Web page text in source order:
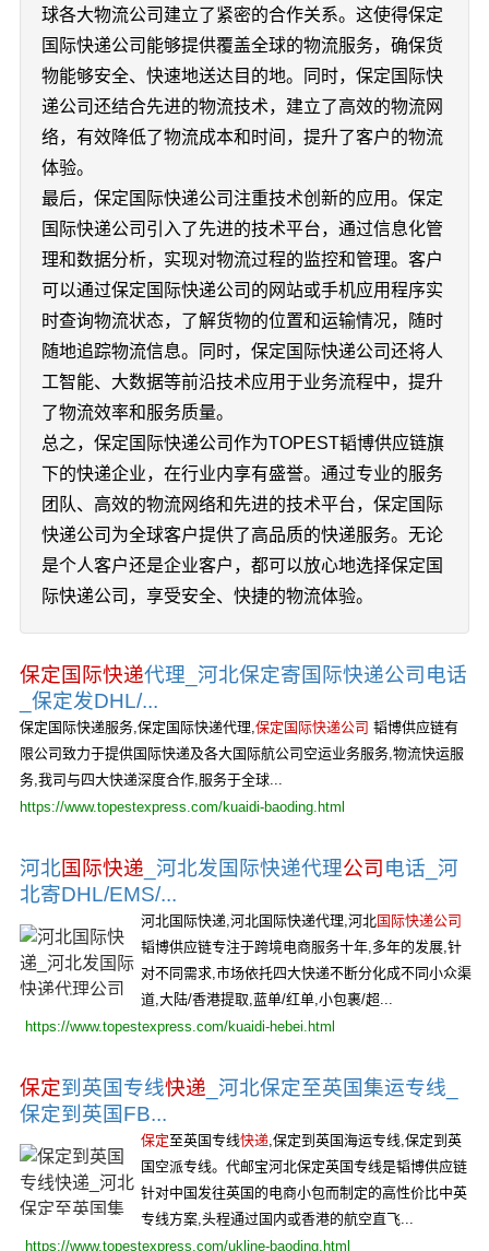
球各大物流公司建立了紧密的合作关系。这使得保定
国际快递公司能够提供覆盖全球的物流服务，确保货
物能够安全、快速地送达目的地。同时，保定国际快
递公司还结合先进的物流技术，建立了高效的物流网
络，有效降低了物流成本和时间，提升了客户的物流
体验。
最后，保定国际快递公司注重技术创新的应用。保定
国际快递公司引入了先进的技术平台，通过信息化管
理和数据分析，实现对物流过程的监控和管理。客户
可以通过保定国际快递公司的网站或手机应用程序实
时查询物流状态，了解货物的位置和运输情况，随时
随地追踪物流信息。同时，保定国际快递公司还将人
工智能、大数据等前沿技术应用于业务流程中，提升
了物流效率和服务质量。
总之，保定国际快递公司作为TOPEST韬博供应链旗
下的快递企业，在行业内享有盛誉。通过专业的服务
团队、高效的物流网络和先进的技术平台，保定国际
快递公司为全球客户提供了高品质的快递服务。无论
是个人客户还是企业客户，都可以放心地选择保定国
际快递公司，享受安全、快捷的物流体验。
保定国际快递代理_河北保定寄国际快递公司电话
_保定发DHL/...
保定国际快递服务,保定国际快递代理,保定国际快递公司 韬博供应链有
限公司致力于提供国际快递及各大国际航公司空运业务服务,物流快运服
务,我司与四大快递深度合作,服务于全球...
https://www.topestexpress.com/kuaidi-baoding.html
河北国际快递 _河北发国际快递代理公司 电话_河
北寄DHL/EMS/...
河北国际快递,河北国际快递代理,河北国际快递公司
韬博供应链专注于跨境电商服务十年,多年的发展,针
对不同需求,市场依托四大快递不断分化成不同小众渠
道,大陆/香港提取,蓝单/红单,小包裹/超...
https://www.topestexpress.com/kuaidi-hebei.html
保定到英国专线快递 _河北保定至英国集运专线_
保定到英国FB...
保定至英国专线快递,保定到英国海运专线,保定到英
国空派专线。代邮宝河北保定英国专线是韬博供应链
针对中国发往英国的电商小包而制定的高性价比中英
专线方案,头程通过国内或香港的航空直飞...
https://www.topestexpress.com/ukline-baoding.html